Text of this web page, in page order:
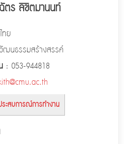
ร ลิขิตมานนท์
ทย
ฒนธรรมสร้างสรรค์
: 053-944818
ระสบการณ์การทำงาน